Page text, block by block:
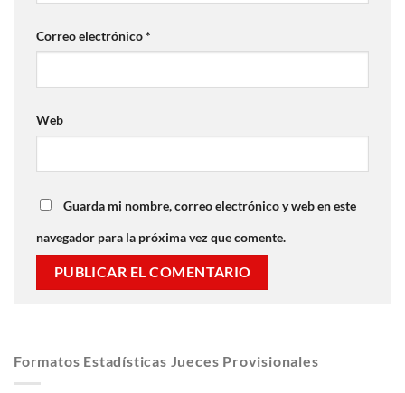
Correo electrónico*
Web
Guarda mi nombre, correo electrónico y web en este
navegador para la próxima vez que comente.
Formatos Estadísticas Jueces Provisionales